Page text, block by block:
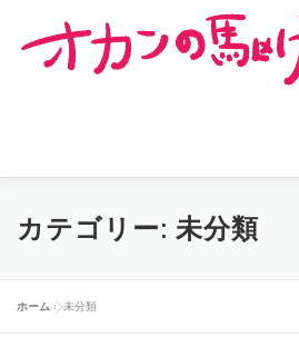
ホーム オカンの駆け込み寺®︎とは
お寺でできること
カテゴリー: 未分類
ホーム »未分類